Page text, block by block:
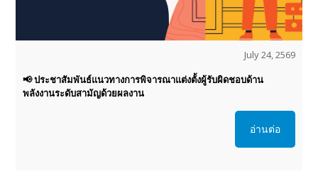
July 24, 2569
📢 ประชาสัมพันธ์แนวทางการพิจารณาแต่งตั้งผู้รับผิดชอบด้าน
พลังงานระดับสามัญด้วยผลงาน
อ่านต่อ